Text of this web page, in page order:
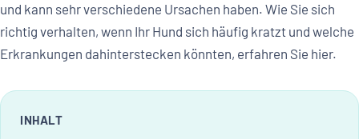
und kann sehr verschiedene Ursachen haben. Wie Sie sich
richtig verhalten, wenn Ihr Hund sich häufig kratzt und welche
Erkrankungen dahinterstecken könnten, erfahren Sie hier.
INHALT